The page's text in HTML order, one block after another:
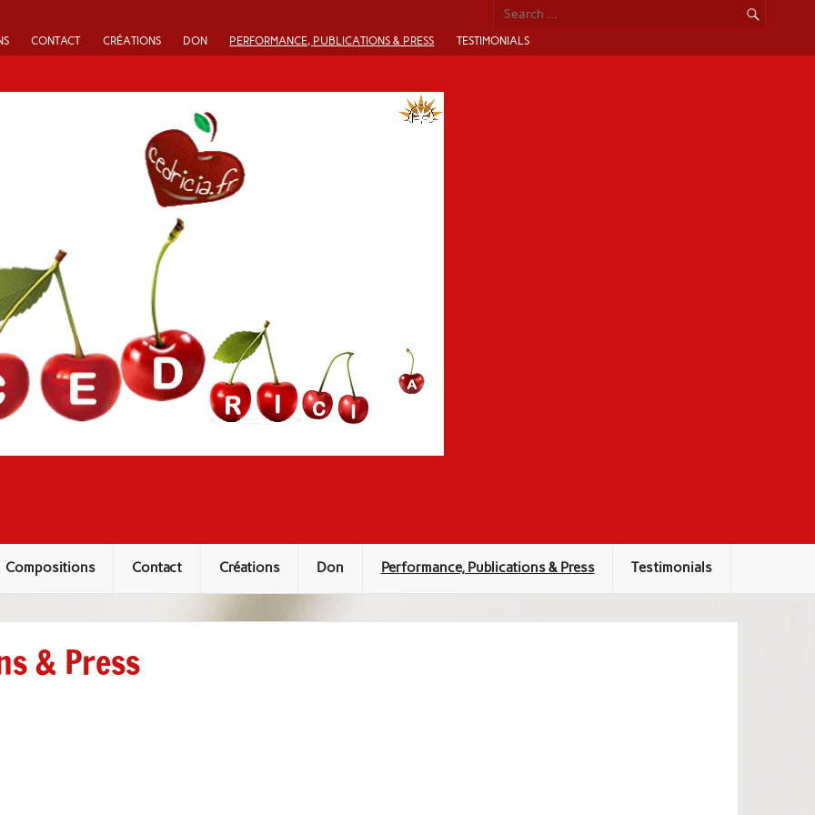
CONTACT CRÉATIONS DON PERFORMANCE, PUBLICATIONS & PRESS TESTIMONIALS
Compositions Contact Créations Don Performance, Publications & Press Testimonials
& Press